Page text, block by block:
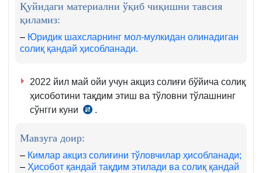
м.
қ.
Қуйидаги материални ўқиб чиқишни тавсия
қиламиз:
– Юридик шахсларнинг мол-мулкидан олинадиган
солиқ қандай ҳисобланади.
2022 йил май ойи учун акциз солиғи бўйича солиқ
ҳисоботини тақдим этиш ва тўловни тўлашнинг
сўнгги куни
СК
293-
м.
.
Мавзуга доир:
– Кимлар акциз солиғини тўловчилар ҳисобланади;
– Ҳисобот қандай тақдим этилади ва солиқ қандай